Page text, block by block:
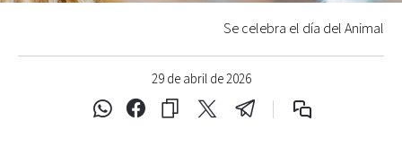
29 de abril de 2026
Se celebra el día del Animal